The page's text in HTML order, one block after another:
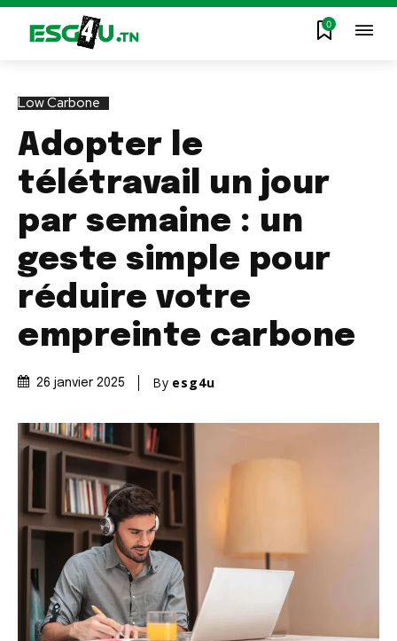
0
Low Carbone
Adopter le
télétravail un jour
par semaine : un
geste simple pour
réduire votre
empreinte carbone
26 janvier 2025 By esg4u